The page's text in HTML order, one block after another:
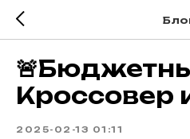
Кроссовер
2025-02-13 01:11